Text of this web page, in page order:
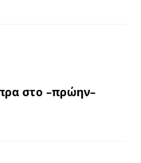
στο –πρώην–